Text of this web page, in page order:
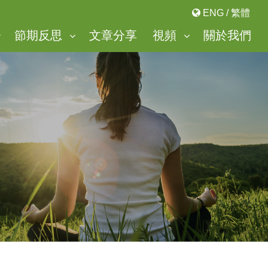
ENG /繁體
節期反思 文章分享 視頻 關於我們